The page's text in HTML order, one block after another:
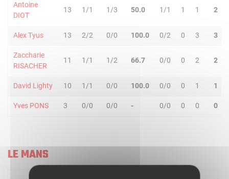
Antoine
DIOT
13 1/1 1/3 50.0 1/1 1 1 2
Alex Tyus 13 2/2 0/0 100.0 0/2 0 3 3
Zaccharie
RISACHER
11 1/1 1/2 66.7 0/0 0 2 2
David Lighty 10 1/1 0/0 100.0 0/0 0 1 1
Yves PONS 3 0/0 0/0 - 0/0 0 0 0
LE MANS